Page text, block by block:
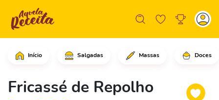
Início Salgadas Massas Doces
Fricassé de Repolho
Comece cortando o repolho em